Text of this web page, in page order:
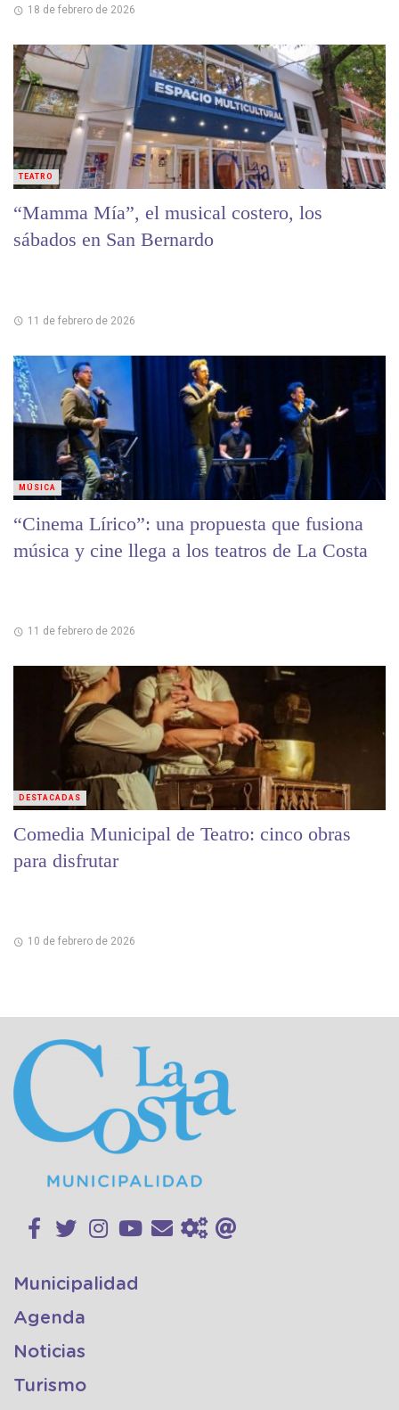
18 de febrero de 2026
“Mamma Mía”, el musical costero, los
sábados en San Bernardo
11 de febrero de 2026
TEATRO
“Cinema Lírico”: una propuesta que fusiona
música y cine llega a los teatros de La Costa
11 de febrero de 2026
MÚSICA
Comedia Municipal de Teatro: cinco obras
para disfrutar
10 de febrero de 2026
DESTACADAS
Municipalidad
Agenda
Noticias
Turismo